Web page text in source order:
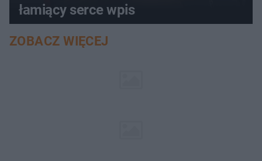
łamiący serce wpis
ZOBACZ WIĘCEJ